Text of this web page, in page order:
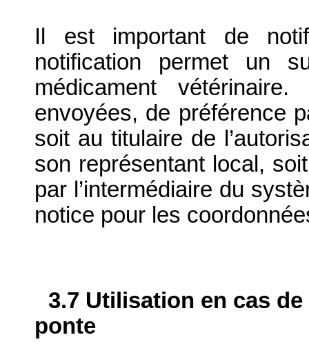
Il est important de
notification permet un
médicament
envoyées, de préférence
soit au titulaire de
son représentant local,
par l’intermédiaire du
notice pour les
3.7 Utilisation en cas
ponte